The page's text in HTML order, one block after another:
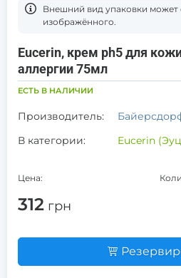
Bнешний вид упаковки может
изображённого.
Eucerin, крем ph5 для
аллергии 75мл
ЕСТЬ В НАЛИЧИИ
Производитель:
В категории:
Eucerin
Цена:
312 грн